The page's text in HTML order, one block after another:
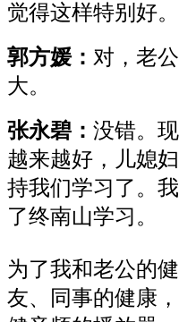
觉得这样特别好。
郭方媛： 对，老
大。
张永碧： 没错。
越来越好，儿媳
持我们学习了。
了终南山学习。
为了我和老公的
友、同事的健康